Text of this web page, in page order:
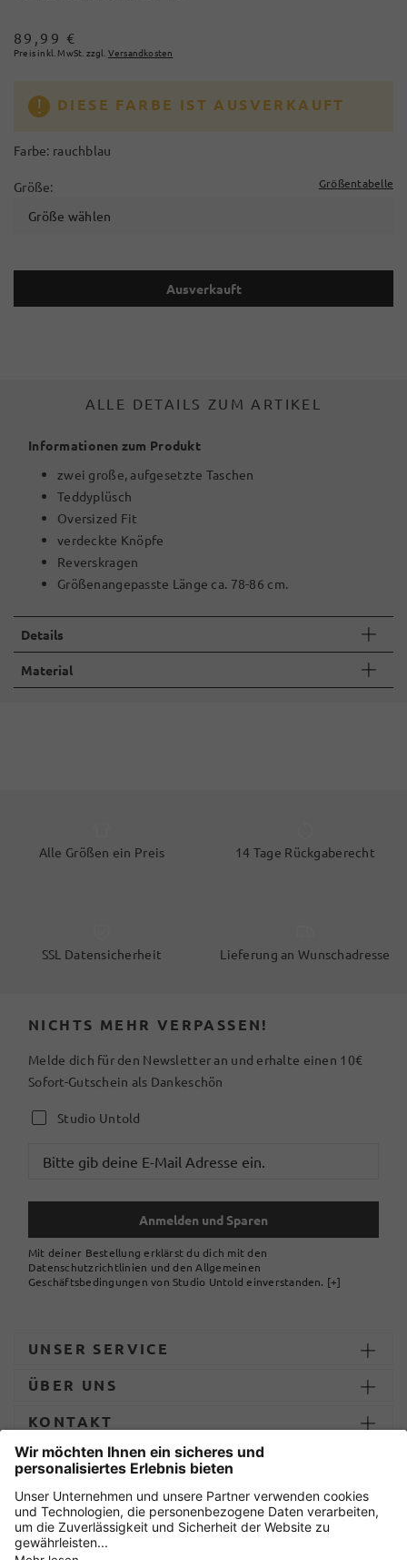
89,99 €
Preis inkl. MwSt. zzgl. Versandkosten
DIESE FARBE IST AUSVERKAUFT
Farbe: rauchblau
Größe: Größentabelle
Größe wählen
Ausverkauft
ALLE DETAILS ZUM ARTIKEL
Informationen zum Produkt
zwei große, aufgesetzte Taschen
Teddyplüsch
Oversized Fit
verdeckte Knöpfe
Reverskragen
Größenangepasste Länge ca. 78-86 cm.
Details
Material
Alle Größen ein Preis 14 Tage Rückgaberecht
SSL Datensicherheit Lieferung an Wunschadresse
NICHTS MEHR VERPASSEN!
Melde dich für den Newsletter an und erhalte einen 10€
Sofort-Gutschein als Dankeschön
Studio Untold
Anmelden und Sparen
Mit deiner Bestellung erklärst du dich mit den
Datenschutzrichtlinien und den Allgemeinen
Geschäftsbedingungen von Studio Untold einverstanden. [+]
UNSER SERVICE
ÜBER UNS
KONTAKT
ZAHLUNG UND LIEFERUNG
Sicher einkaufen mit